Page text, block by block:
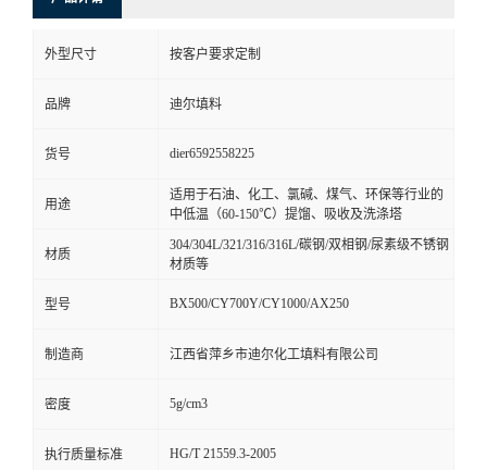
外型尺寸 按客户要求定制
品牌 迪尔填料
货号 dier6592558225
用途
适用于石油、化工、氯碱、煤气、环保等行业的
中低温（60-150℃）提馏、吸收及洗涤塔
材质
304/304L/321/316/316L/碳钢/双相钢/尿素级不锈钢
材质等
型号 BX500/CY700Y/CY1000/AX250
制造商 江西省萍乡市迪尔化工填料有限公司
密度 5g/cm3
执行质量标准 HG/T 21559.3-2005